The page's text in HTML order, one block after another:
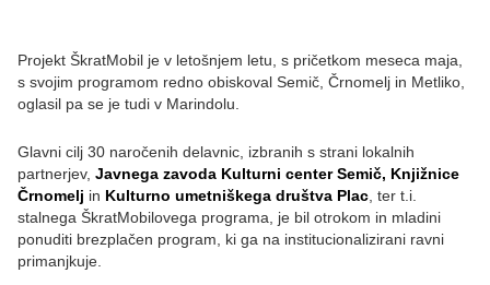
Projekt ŠkratMobil je v letošnjem letu, s pričetkom meseca maja,
s svojim programom redno obiskoval Semič, Črnomelj in Metliko,
oglasil pa se je tudi v Marindolu.
Glavni cilj 30 naročenih delavnic, izbranih s strani lokalnih
partnerjev, Javnega zavoda Kulturni center Semič, Knjižnice
Črnomelj in Kulturno umetniškega društva Plac , ter t.i.
stalnega ŠkratMobilovega programa, je bil otrokom in mladini
ponuditi brezplačen program, ki ga na institucionalizirani ravni
primanjkuje.